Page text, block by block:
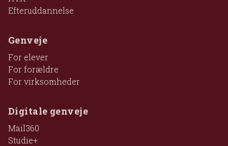
Efteruddannelse
Genveje
For elever
For forældre
For virksomheder
Digitale genveje
Mail360
Studie+